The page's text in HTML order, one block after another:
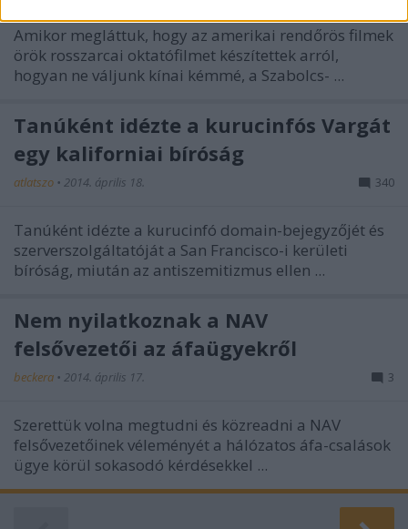
Amikor megláttuk, hogy az amerikai rendőrös filmek
örök rosszarcai oktatófilmet készítettek arról,
hogyan ne váljunk kínai kémmé, a Szabolcs- ...
Tanúként idézte a kurucinfós Vargát
egy kaliforniai bíróság
atlatszo • 2014. április 18. 340
Tanúként idézte a kurucinfó domain-bejegyzőjét és
szerverszolgáltatóját a San Francisco-i kerületi
bíróság, miután az antiszemitizmus ellen ...
Nem nyilatkoznak a NAV
felsővezetői az áfaügyekről
beckera • 2014. április 17. 3
Szerettük volna megtudni és közreadni a NAV
felsővezetőinek véleményét a hálózatos áfa-csalások
ügye körül sokasodó kérdésekkel ...